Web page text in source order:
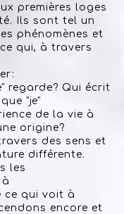
premières loges
Ils sont tel un
phénomènes et
qui, à travers
regarde? Qui écrit
"je"
de la vie à
origine?
des sens et
différente.
les
ce qui voit à
encore et